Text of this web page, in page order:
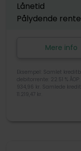
Lånetid
Pålydende rente
Mere info
Eksempel: Samlet
debitorrente: 22.51 %
934,96 kr. Samlede
11.219,47 kr.